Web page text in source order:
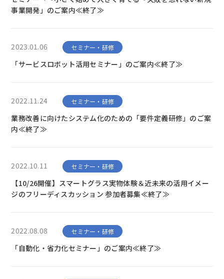
事業開発」のご案内≪終了≫
2023.01.06 セミナー・研修
「サービスロボット活用セミナー」のご案内≪終了≫
2022.11.24 セミナー・研修
業務改善に向けたシステム化のための「要件定義研修」のご案
内≪終了≫
2022.10.11 セミナー・研修
【10/26開催】スマートグラス実物体験＆近未来の活用イメー
ジのフリーディスカッション 参加者募集≪終了≫
2022.08.08 セミナー・研修
「自動化・省力化セミナー」のご案内≪終了≫